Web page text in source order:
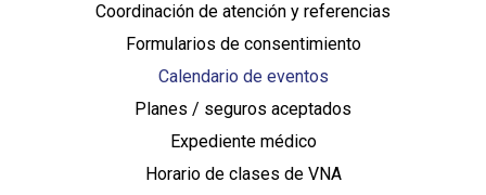
Coordinación de atención y referencias
Formularios de consentimiento
Calendario de eventos
Planes / seguros aceptados
Expediente médico
Horario de clases de VNA